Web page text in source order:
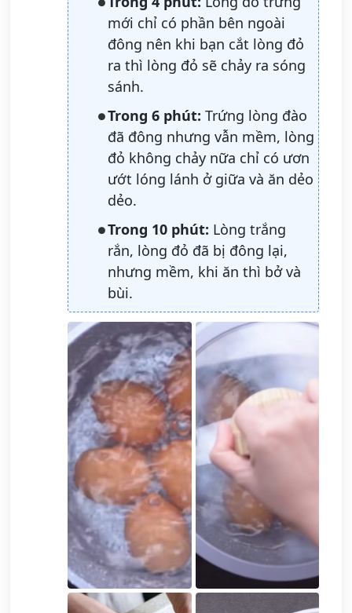
mới chỉ có phần bên ngoài
đông nên khi bạn cắt lòng đỏ
ra thì lòng đỏ sẽ chảy ra sóng
sánh.
Trong 6 phút: Trứng lòng đào
đã đông nhưng vẫn mềm, lòng
đỏ không chảy nữa chỉ có ươn
ướt lóng lánh ở giữa và ăn dẻo
dẻo.
Trong 10 phút: Lòng trắng
rắn, lòng đỏ đã bị đông lại,
nhưng mềm, khi ăn thì bở và
bùi.